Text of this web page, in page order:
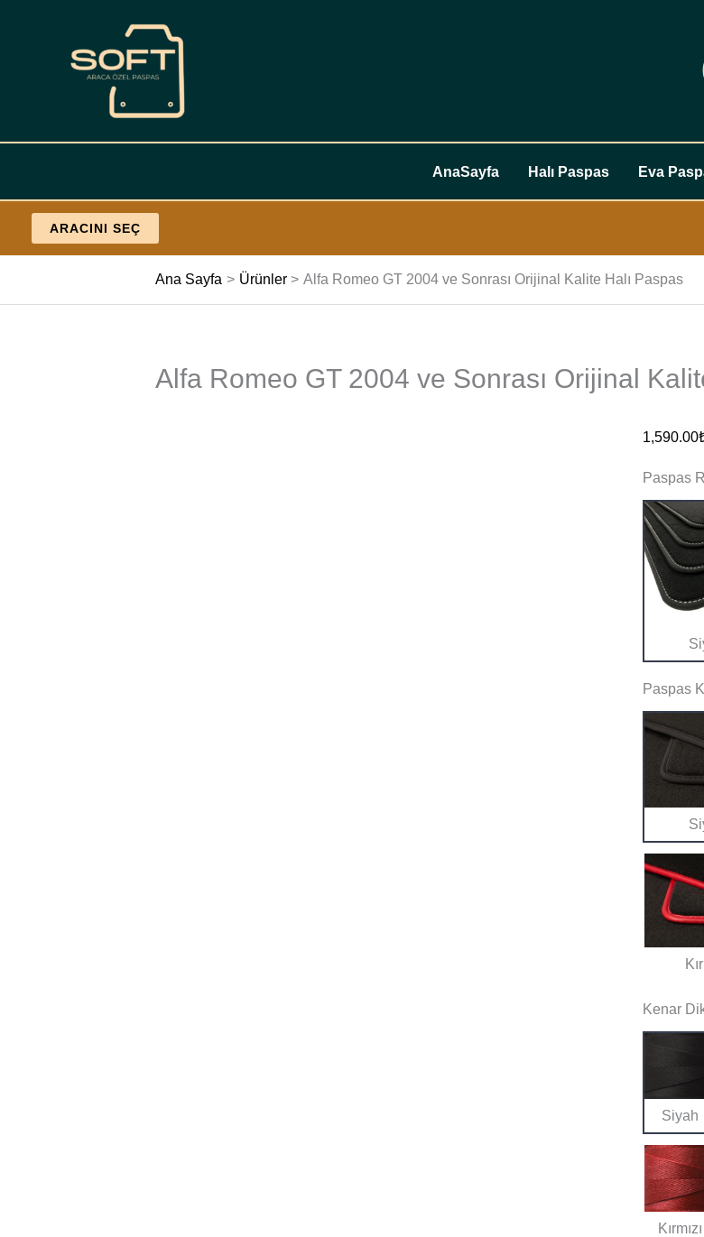
AnaSayfa Halı Paspas Eva
ARACINI SEÇ
Ana Sayfa Ürünler Alfa Romeo GT 2004 ve Sonrası Orijinal Kalite Halı Paspas
Alfa Romeo GT 2004 ve Sonrası Orijinal
1,590.00
Paspas
Paspas
Kenar
Siyah
Kırmızı
Alfa
ve
Sonrası
Orijinal
Kalite
Halı
Paspas